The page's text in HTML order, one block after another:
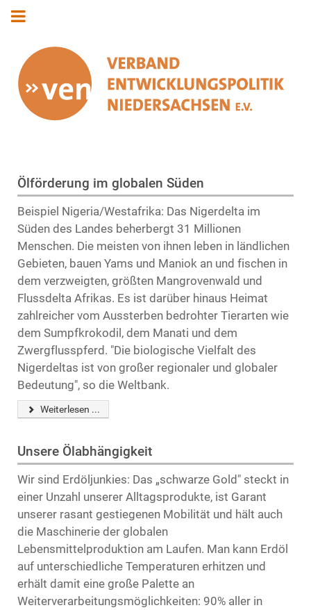
Ölförderung im globalen Süden
Beispiel Nigeria/Westafrika: Das Nigerdelta im
Süden des Landes beherbergt 31 Millionen
Menschen. Die meisten von ihnen leben in ländlichen
Gebieten, bauen Yams und Maniok an und fischen in
dem verzweigten, größten Mangrovenwald und
Flussdelta Afrikas. Es ist darüber hinaus Heimat
zahlreicher vom Aussterben bedrohter Tierarten wie
dem Sumpfkrokodil, dem Manati und dem
Zwergflusspferd. "Die biologische Vielfalt des
Nigerdeltas ist von großer regionaler und globaler
Bedeutung", so die Weltbank.
Weiterlesen ...
Unsere Ölabhängigkeit
Wir sind Erdöljunkies: Das „schwarze Gold" steckt in
einer Unzahl unserer Alltagsprodukte, ist Garant
unserer rasant gestiegenen Mobilität und hält auch
die Maschinerie der globalen
Lebensmittelproduktion am Laufen. Man kann Erdöl
auf unterschiedliche Temperaturen erhitzen und
erhält damit eine große Palette an
Weiterverarbeitungsmöglichkeiten: 90% aller in